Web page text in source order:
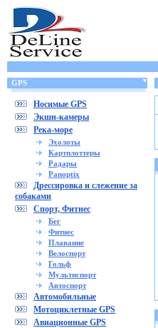
GPS
Носимые GPS
Экшн-камеры
Река-море
Эхолоты
Картплоттеры
Радары
Panoptix
Дрессировка и слежение за
собаками
Спорт, Фитнес
Бег
Фитнес
Плавание
Велоспорт
Гольф
Мультиспорт
Автоспорт
Автомобильные
Мотоциклетные GPS
Авиационные GPS